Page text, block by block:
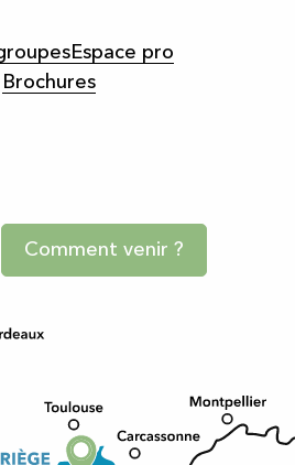
Espace pro
Brochures
Comment venir ?